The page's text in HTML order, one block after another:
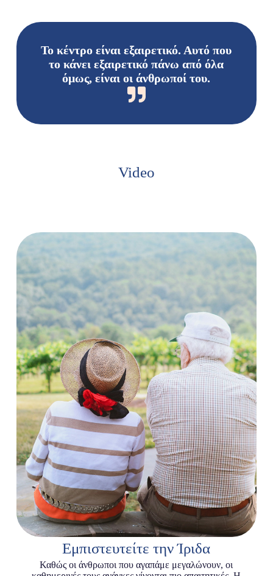
Το κέντρο είναι εξαιρετικό. Αυτό που
το κάνει εξαιρετικό πάνω από όλα
όμως, είναι οι άνθρωποί του.
Video
Εμπιστευτείτε την Ίριδα
Καθώς οι άνθρωποι που αγαπάμε μεγαλώνουν, οι